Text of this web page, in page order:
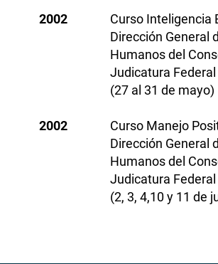
2002
Curso Inteligencia
Dirección General
Humanos del
Judicatura Federal
(27 al 31 de mayo)
2002
Curso Manejo
Dirección General
Humanos del
Judicatura Federal
(2, 3, 4,10 y 11 de